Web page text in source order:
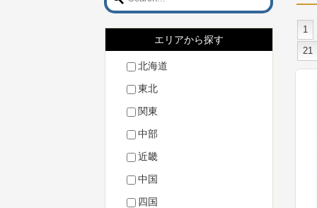
エリアから探す
北海道
東北
関東
中部
近畿
中国
四国
1
21